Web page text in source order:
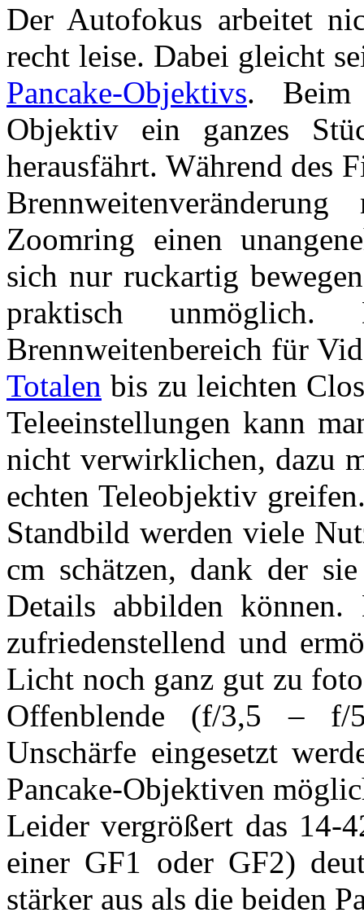
Der Autofokus arbeitet
recht leise. Dabei gleicht
Pancake-Objektivs. Beim
Objektiv ein ganzes
herausfährt. Während des
Zoomring einen
sich nur ruckartig
praktisch
Brennweitenbereich für
Totalen bis zu leichten
Teleeinstellungen kann
nicht verwirklichen, dazu
echten Teleobjektiv
Standbild werden viele
cm schätzen, dank der
Details abbilden
zufriedenstellend und
Licht noch ganz gut zu
Offenblende (f/3,5 – f/
Unschärfe eingesetzt
Pancake-Objektiven
Leider vergrößert das
einer GF1 oder GF2)
stärker aus als die beiden